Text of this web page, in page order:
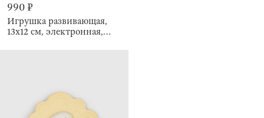
990 ₽
Игрушка развивающая,
13х12 см, электронная,